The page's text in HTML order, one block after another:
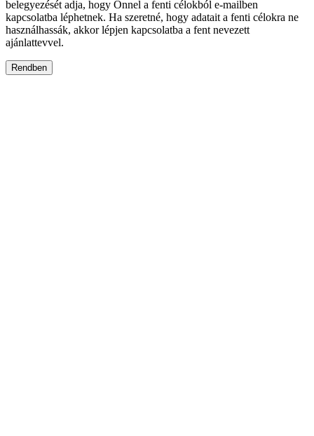
belegyezését adja, hogy Önnel a fenti célokból e-mailben
kapcsolatba léphetnek. Ha szeretné, hogy adatait a fenti célokra ne
használhassák, akkor lépjen kapcsolatba a fent nevezett
ajánlattevvel.
Rendben